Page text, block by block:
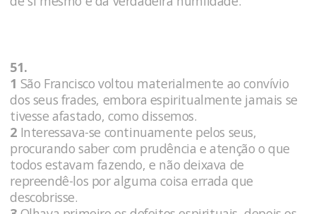
51.
1 São Francisco voltou materialmente ao convívio
dos seus frades, embora espiritualmente jamais se
tivesse afastado, como dissemos.
2 Interessava-se continuamente pelos seus,
procurando saber com prudência e atenção o que
todos estavam fazendo, e não deixava de
repreendê-los por alguma coisa errada que
descobrisse.